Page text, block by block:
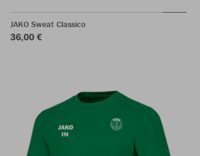
JAKO Sweat Classico
36,00 €